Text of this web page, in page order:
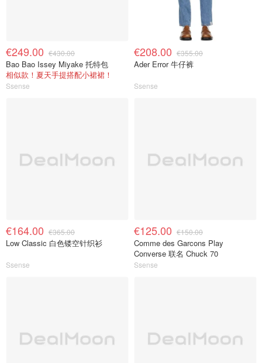
€249.00 €430.00
Bao Bao Issey Miyake 托特包
相似款！夏天手提搭配小裙裙！
Ssense
€208.00 €355.00
Ader Error 牛仔裤
Ssense
€164.00 €365.00
Low Classic 白色镂空针织衫
Ssense
€125.00 €150.00
Comme des Garcons Play
Converse 联名 Chuck 70
Ssense